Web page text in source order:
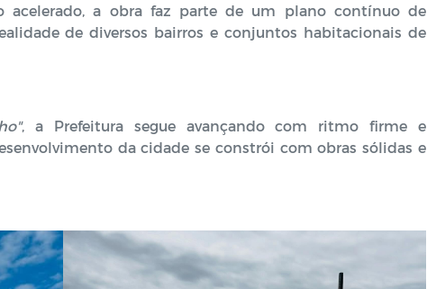
acelerado, a obra faz parte de um plano contínuo de
de diversos bairros e conjuntos habitacionais de
, a Prefeitura segue avançando com ritmo firme e
da cidade se constrói com obras sólidas e